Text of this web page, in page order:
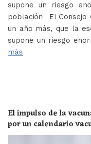
supone un riesgo
población El Consejo
un año más, que la
supone un riesgo
más
El impulso de la
por un calendario